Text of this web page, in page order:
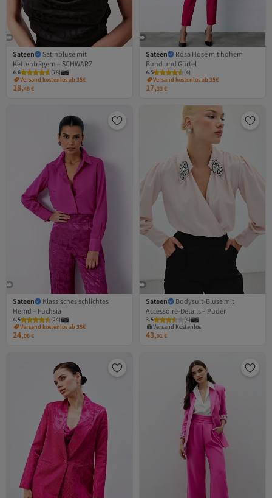
Sateen
Satinbluse mit
Kettenträgern – SCHWARZ
4.6 (78)
Versand kostenlos ab 35€
18,48€
Sateen
Rosa Hose mit hohem
Bund und Gürtel
4.5 (4)
Versand kostenlos ab 35€
17,33€
Sateen
Klassisches schlichtes
Hemd – Fuchsia
4.5 (24)
Versand kostenlos ab 35€
24,06€
Sateen
Bodysuit-Bluse mit
Accessoire-Details – Puder
3.5 (4)
Versand Kostenlos
Gratis Versand
Versand Kostenlos
43,91€